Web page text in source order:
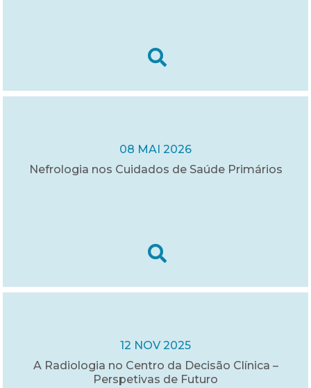
08 MAI 2026
Nefrologia nos Cuidados de Saúde Primários
12 NOV 2025
A Radiologia no Centro da Decisão Clínica –
Perspetivas de Futuro